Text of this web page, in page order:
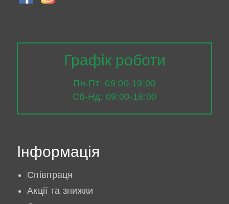
Графік роботи
Пн-Пт: 09:00-19:00
Сб-Нд: 09:00-18:00
Інформація
Співпраця
Акції та знижки